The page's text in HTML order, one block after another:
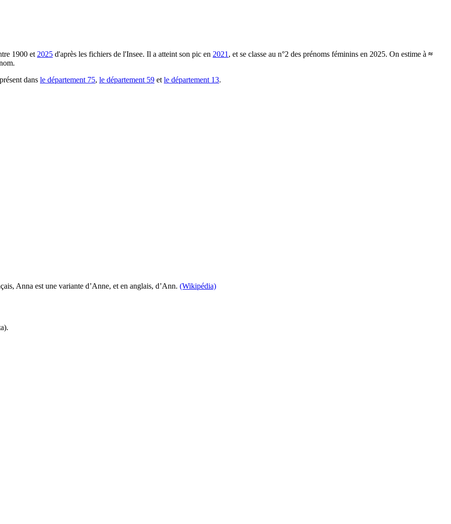
1900 et 2025 d'après les fichiers de l'Insee. Il a atteint son pic en 2021 , et se classe au n°2 des prénoms féminins en 2025. On estime à ≈
dans le département 75, le département 59 et le département 13.
Anna est une variante d’Anne, et en anglais, d’Ann. (Wikipédia)